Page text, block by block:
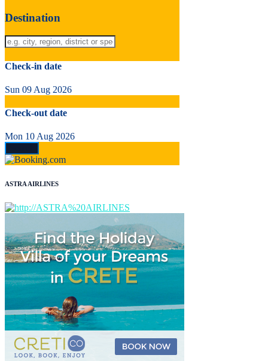
Destination
Check-in date
Sun 09 Aug 2026
Check-out date
Mon 10 Aug 2026
ASTRA AIRLINES